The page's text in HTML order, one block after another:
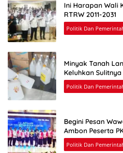
Ini Harapan Wali
RTRW 2011-2031
Politik Dan
Minyak Tanah
Keluhkan
Politik Dan
Begini Pesan
Ambon Peserta
Politik Dan